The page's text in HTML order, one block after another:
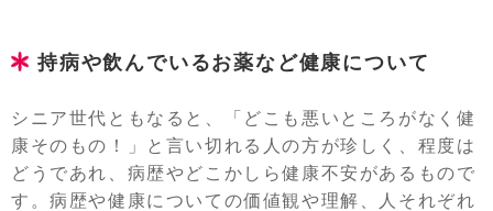
持病や飲んでいるお薬など健康について
シニア世代ともなると、「どこも悪いところがなく健
康そのもの！」と言い切れる人の方が珍しく、程度は
どうであれ、病歴やどこかしら健康不安があるもので
す。病歴や健康についての価値観や理解、人それぞれ